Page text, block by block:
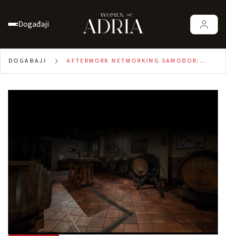
Događaji
DOGAĐAJI
AFTERWORK NETWORKING SAMOBOR: